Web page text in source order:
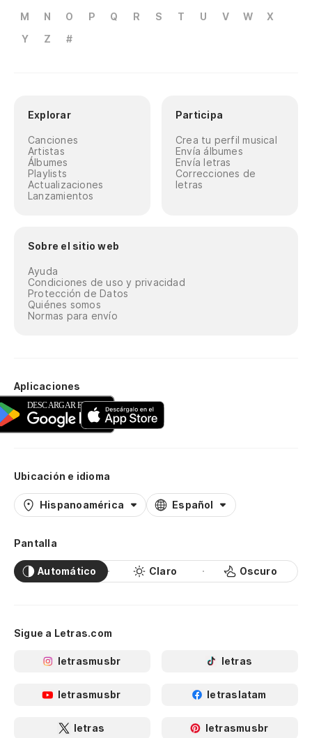
M
N O P Q R S T U V W
X
Y
Z #
Explorar
Canciones
Artistas
Álbumes
Playlists
Actualizaciones
Lanzamientos
Participa
Crea tu perfil musical
Envía álbumes
Envía letras
Correcciones de
letras
Sobre el sitio web
Ayuda
Condiciones de uso y privacidad
Protección de Datos
Quiénes somos
Normas para envío
Aplicaciones
Ubicación e idioma
Hispanoamérica Español
Pantalla
Automático Claro Oscuro
Sigue a Letras.com
letrasmusbr letras
letrasmusbr letraslatam
letras letrasmusbr